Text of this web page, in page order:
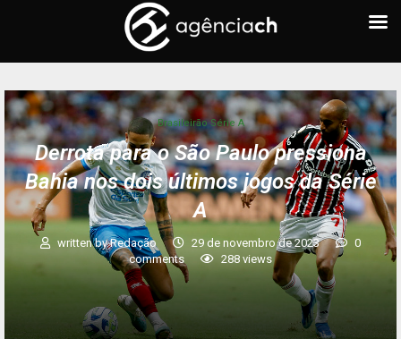
Brasileirão Série A
Derrota para o São Paulo pressiona
Bahia nos dois últimos jogos da Série
A
written byRedação 29 de novembro de 2023
0
comments
288 views